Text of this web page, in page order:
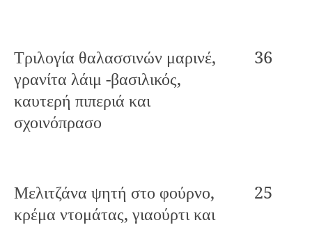
Τριλογία θαλασσινών μαρινέ,
γρανίτα λάιμ -βασιλικός,
καυτερή πιπεριά και
σχοινόπρασο
36
Μελιτζάνα ψητή στο φούρνο,
κρέμα ντομάτας, γιαούρτι και
25